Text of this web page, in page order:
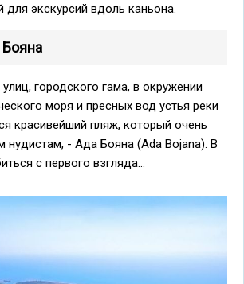
для экскурсий вдоль каньона.
городского гама, в окружении
моря и пресных вод устья реки
красивейший пляж, который очень
нудистам, - Ада Бояна (Ada Bojana). В
с первого взгляда...